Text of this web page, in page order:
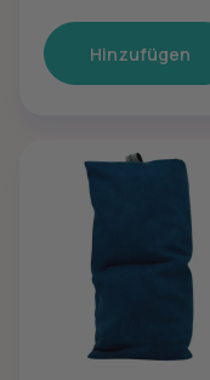
Hinzufügen